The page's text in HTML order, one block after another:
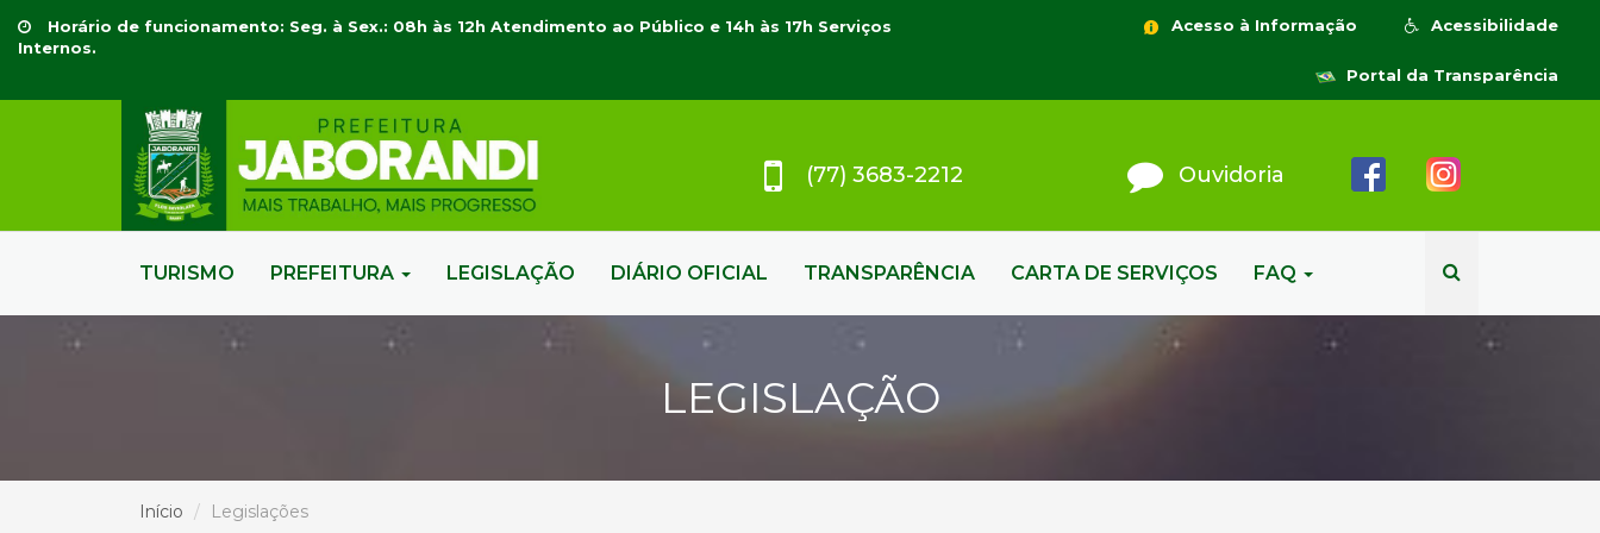
Horário de funcionamento: Seg. à Sex.: 08h às 12h Atendimento ao Público e 14h às 17h Serviços
Internos.
Acessibilidade
Acesso à Informação
Portal da Transparência
(77) 3683-2212 Ouvidoria
TURISMO PREFEITURA LEGISLAÇÃO DIÁRIO OFICIAL TRANSPARÊNCIA CARTA DE SERVIÇOS FAQ
LEGISLAÇÃO
Início Legislações